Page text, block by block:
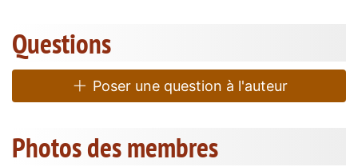
Questions
Poser une question à l'auteur
Photos des membres